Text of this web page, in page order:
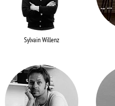
Sylvain Willenz